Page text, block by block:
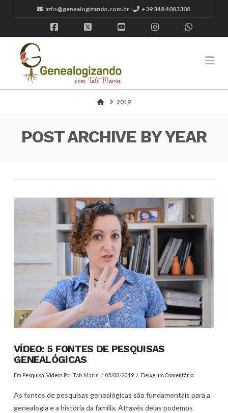
info@genealogizando.com.br - +39 348 4083308
FacebookX YouTubeInstagram
Home2019
POST ARCHIVE BY YEAR
VÍDEO: 5 FONTES DE PESQUISAS
GENEALÓGICAS
Em Pesquisa VídeosPor Tati Marin 05/08/2019 Deixe um Comentário
As fontes de pesquisas genealógicas são fundamentais para a
genealogia e a história da família. Através delas podemos